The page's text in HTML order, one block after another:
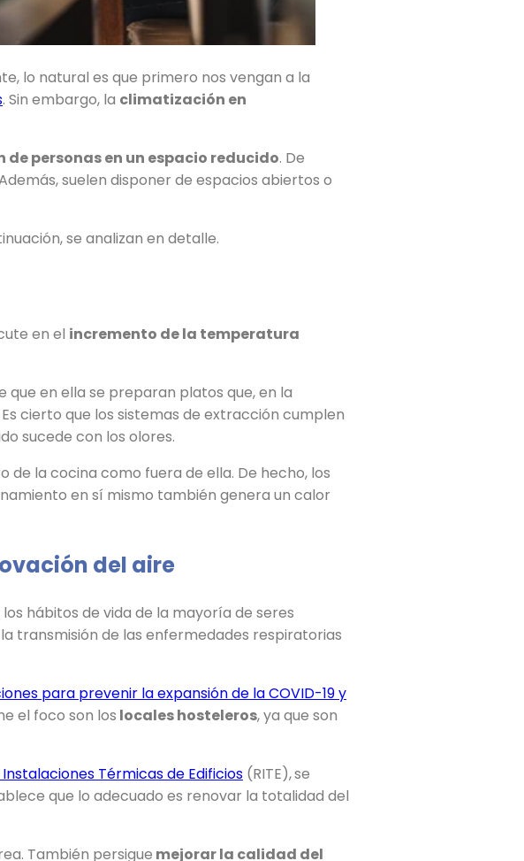
lo natural es que primero nos vengan a la
. Sin embargo, la climatización en
personas en un espacio reducido. De
suelen disponer de espacios abiertos o
se analizan en detalle.
en el incremento de la temperatura
en ella se preparan platos que, en la
cierto que los sistemas de extracción cumplen
sucede con los olores.
de la cocina como fuera de ella. De hecho, los
en sí mismo también genera un calor
del aire
hábitos de vida de la mayoría de seres
transmisión de las enfermedades respiratorias
para prevenir la expansión de la COVID-19 y
el foco son los locales hosteleros, ya que son
Térmicas de Edificios (RITE),se
que lo adecuado es renovar la totalidad del
También persigue mejorar la calidad del